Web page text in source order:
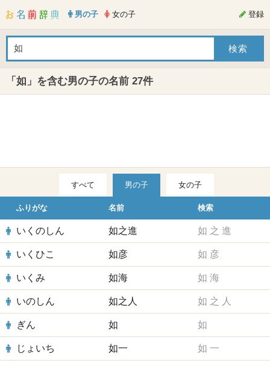
男の子 女の子 登録
「如」を含む男の子の名前 27件
すべて 男の子 女の子
ふりがな 名前 検索
いくのしん 如之進 如 之 進
いくひこ 如彦 如 彦
いくみ 如海 如 海
いのしん 如之人 如 之 人
ぎん 如 如
じょいち 如一 如 一